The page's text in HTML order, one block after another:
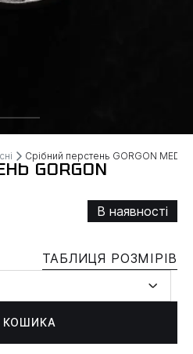
Срібний перстень GORGON
GORGON
В наявності
ТАБЛИЦЯ РОЗМІРІВ